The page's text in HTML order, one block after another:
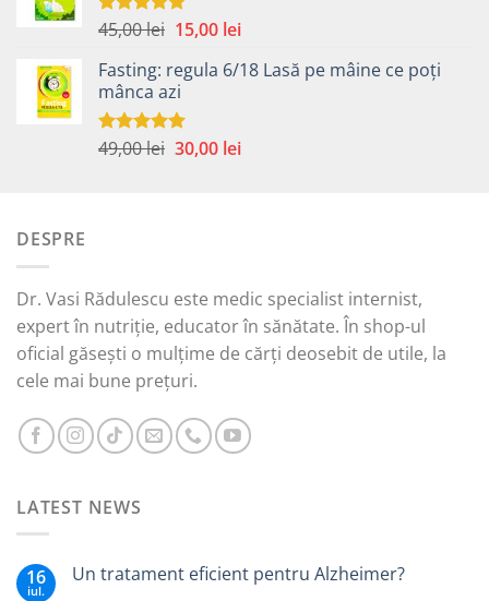
59,00 lei.
Evaluat la
45,00lei Prețul
a
fost:
45,00 lei.
15,00 leiPrețul
este:
Fasting: regula 6/18 Lasă pe mâine ce poți
mânca azi
Evaluat la
49,00lei Prețul
30,00 leiPrețul
DESPRE
Dr. Vasi Rădulescu este medic specialist internist,
expert în nutriție, educator în sănătate. În shop-ul
oficial găsești o mulțime de cărți deosebit de utile, la
cele mai bune prețuri.
LATEST NEWS
16
iul.
Un tratament eficient pentru Alzheimer?